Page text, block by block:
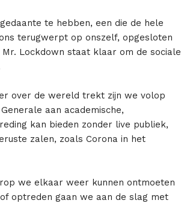
te hebben, een die de hele
terugwerpt op onszelf, opgesloten
Lockdown staat klaar om de sociale
over de wereld trekt zijn we volop
aan academische,
kan bieden zonder live publiek,
zalen, zoals Corona in het
we elkaar weer kunnen ontmoeten
optreden gaan we aan de slag met